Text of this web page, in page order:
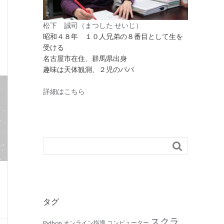
松下 誠司（まつした せいじ）
昭和４８年 １０人兄弟の８番目として生を
受ける
名古屋市在住、群馬県出身
趣味は天体観測、２児のパパ
詳細はこちら

タグ
スクラ